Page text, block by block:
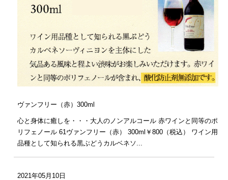
ヴァンフリー（赤）300ml
心と身体に癒しを・・・大人のノンアルコール 赤ワインと同等のポ
リフェノール 61ヴァンフリー（赤） 300ml￥800（税込） ワイン用
品種として知られる黒ぶどうカルベネソ...
2021年05月10日